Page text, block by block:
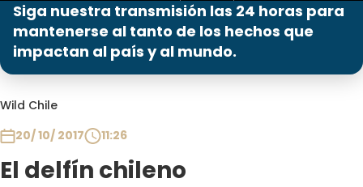
Siga nuestra transmisión las 24 horas para
mantenerse al tanto de los hechos que
impactan al país y al mundo.
Wild Chile
20/ 10/ 2017
11:26
El delfín chileno
Programas
Club De La Comedia
Contigo en Directo
Plan Perfecto
El Tiempo